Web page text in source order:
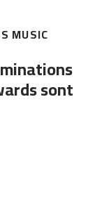
MUSIC
sont